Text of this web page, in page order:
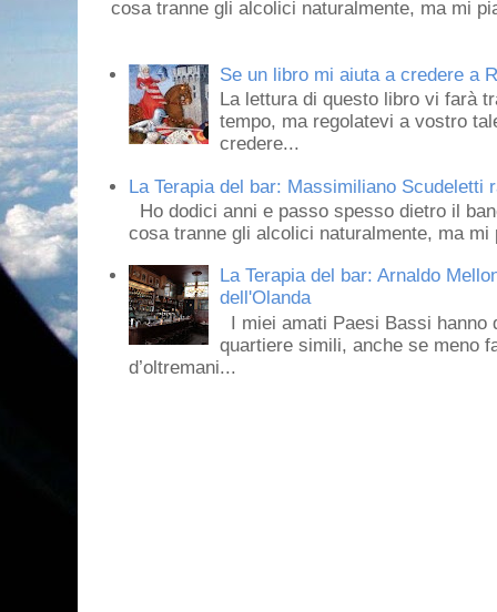
cosa tranne gli alcolici naturalmente, ma mi
Se un libro mi aiuta a credere a
La lettura di questo libro vi farà
tempo, ma regolatevi a vostro
credere...
La Terapia del bar: Massimiliano
Ho dodici anni e passo spesso dietro il
cosa tranne gli alcolici naturalmente, ma mi
La Terapia del bar: Arnaldo
dell'Olanda
I miei amati Paesi Bassi
quartiere simili, anche se meno
d’oltremani...